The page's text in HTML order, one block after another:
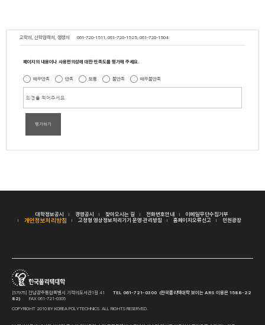
교학처, 산학협력처, 행정처 061-720-1511, 061-720-1525, 061-720-1504
페이지의 내용이나 사용편의성에 대한 만족도를 평가해 주세요.
매우만족 만족 보통 불만족 매우불만족
평가하기
대학정보공시 경영공시 찾아오시는 길 전화번호안내 이메일무단수집거부
개인정보처리방침 고정형 영상정보처리기기 운영·관리방침 홈페이지오류신고 민원광장
[57975] 전남광주통합특별시 기적의도서관1길 41 TEL 061-721-0300 (한국폴리텍대학 보이는 ARS 이용은 1588-22
82)
FAX 061-721-0305
COPYRIGHT 2010 BY KOREA POLYTECHNICS. ALL RIGHTS RESERVED.